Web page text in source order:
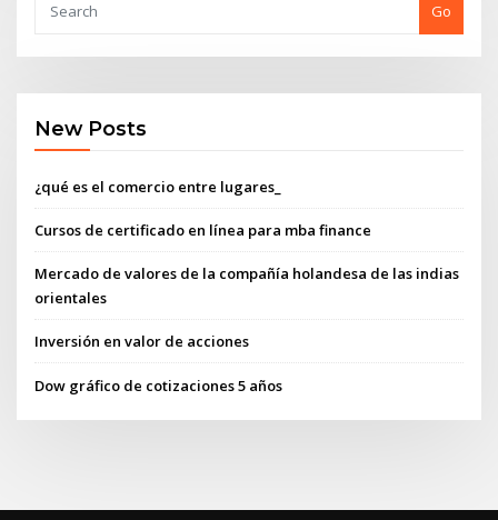
Go
New Posts
¿qué es el comercio entre lugares_
Cursos de certificado en línea para mba finance
Mercado de valores de la compañía holandesa de las indias
orientales
Inversión en valor de acciones
Dow gráfico de cotizaciones 5 años